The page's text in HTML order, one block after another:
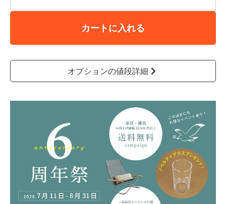
カートに入れる
オプションの値段詳細